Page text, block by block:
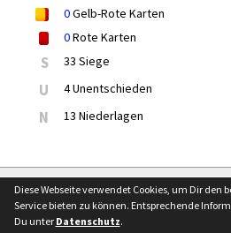
0Gelb-Rote Karten
0Rote Karten
S 33 Siege
U 4 Unentschieden
N 13 Niederlagen
Besucherstatistik
Diese Webseite verwendet Cookies, um Dir den
Service bieten zu können. Entsprechende
Du unter Datenschutz.